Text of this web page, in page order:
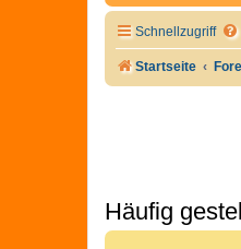
Schnellzugriff
Startseite
Häufig